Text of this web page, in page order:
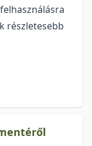
részletesebb